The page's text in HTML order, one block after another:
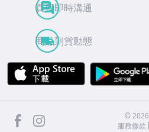
買賣即時溝通
商品到貨動態
APP Store
facebook ©2026
服務條款